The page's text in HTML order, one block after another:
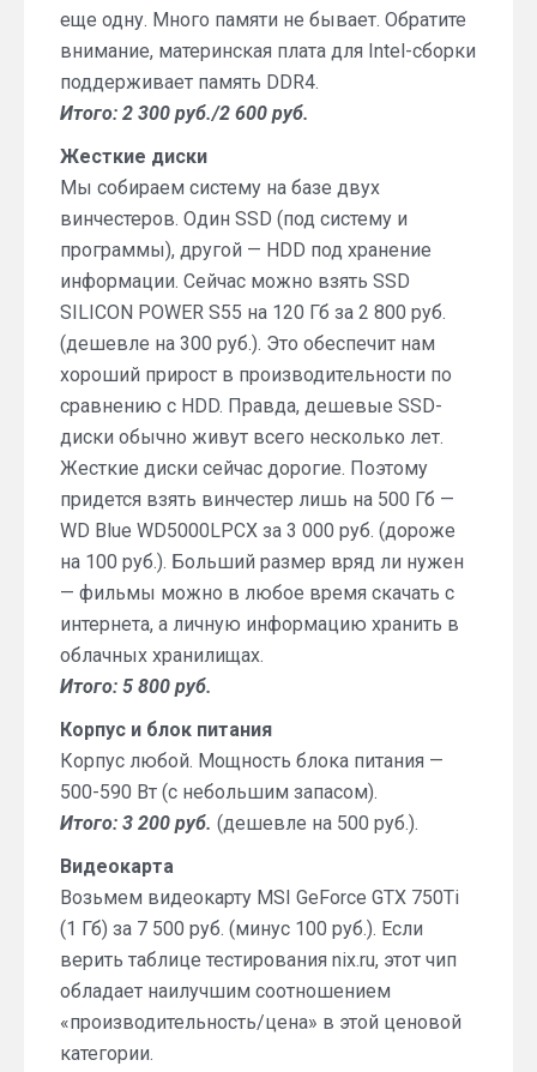
еще одну. Много памяти не бывает. Обратите
внимание, материнская плата для Intel-сборки
поддерживает память DDR4.
Итого: 2 300 руб./2 600 руб.
Жесткие диски
Мы собираем систему на базе двух
винчестеров. Один SSD (под систему и
программы), другой — HDD под хранение
информации. Сейчас можно взять SSD
SILICON POWER S55 на 120 Гб за 2 800 руб.
(дешевле на 300 руб.). Это обеспечит нам
хороший прирост в производительности по
сравнению с HDD. Правда, дешевые SSD-
диски обычно живут всего несколько лет.
Жесткие диски сейчас дорогие. Поэтому
придется взять винчестер лишь на 500 Гб —
WD Blue WD5000LPCX за 3 000 руб. (дороже
на 100 руб.). Больший размер вряд ли нужен
— фильмы можно в любое время скачать с
интернета, а личную информацию хранить в
облачных хранилищах.
Итого: 5 800 руб.
Корпус и блок питания
Корпус любой. Мощность блока питания —
500-590 Вт (с небольшим запасом).
Итого: 3 200 руб. (дешевле на 500 руб.).
Видеокарта
Возьмем видеокарту MSI GeForce GTX 750Ti
(1 Гб) за 7 500 руб. (минус 100 руб.). Если
верить таблице тестирования nix.ru, этот чип
обладает наилучшим соотношением
«производительность/цена» в этой ценовой
категории.